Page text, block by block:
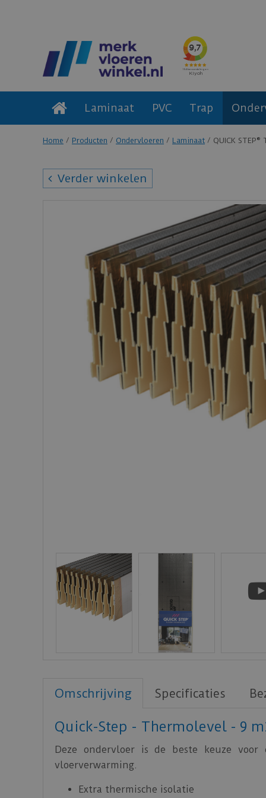
Home Producten Ondervloeren Laminaat QUICK
Laminaat PVC Trap
Verder winkelen
Omschrijving Specificaties
Quick-Step - Thermolevel - 9
Deze ondervloer is de beste keuze
vloerverwarming.
Extra thermische isolatie